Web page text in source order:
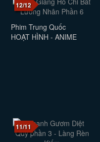
12/12
Phim Trung Quốc
HOẠT HÌNH - ANIME
11/11